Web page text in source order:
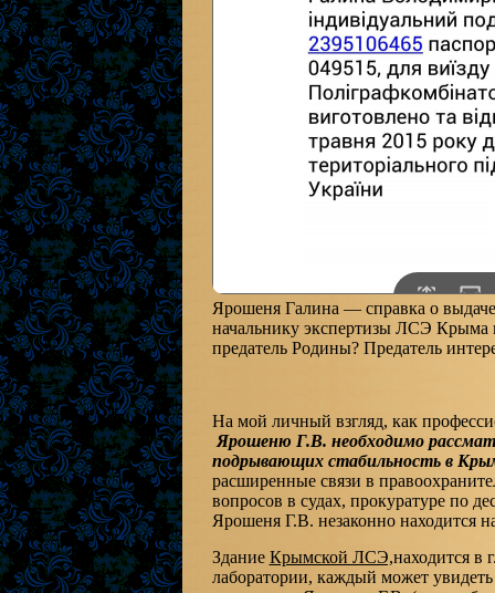
Ярошеня Галина — справка о выдаче
начальнику экспертизы ЛСЭ Крыма
предатель Родины? Предатель
На мой личный взгляд, как
Ярошеню Г.В. необходимо
подрывающих стабильность в
расширенные связи в
вопросов в судах, прокуратуре по
Ярошеня Г.В. незаконно находится
Здание Крымской ЛСЭ,находится в
лаборатории, каждый может